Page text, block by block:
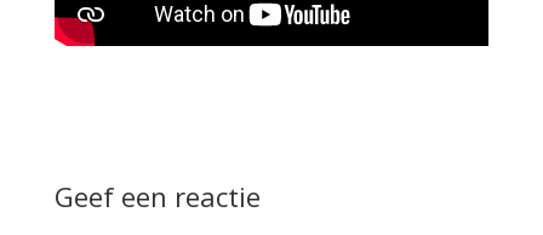
Geef een reactie